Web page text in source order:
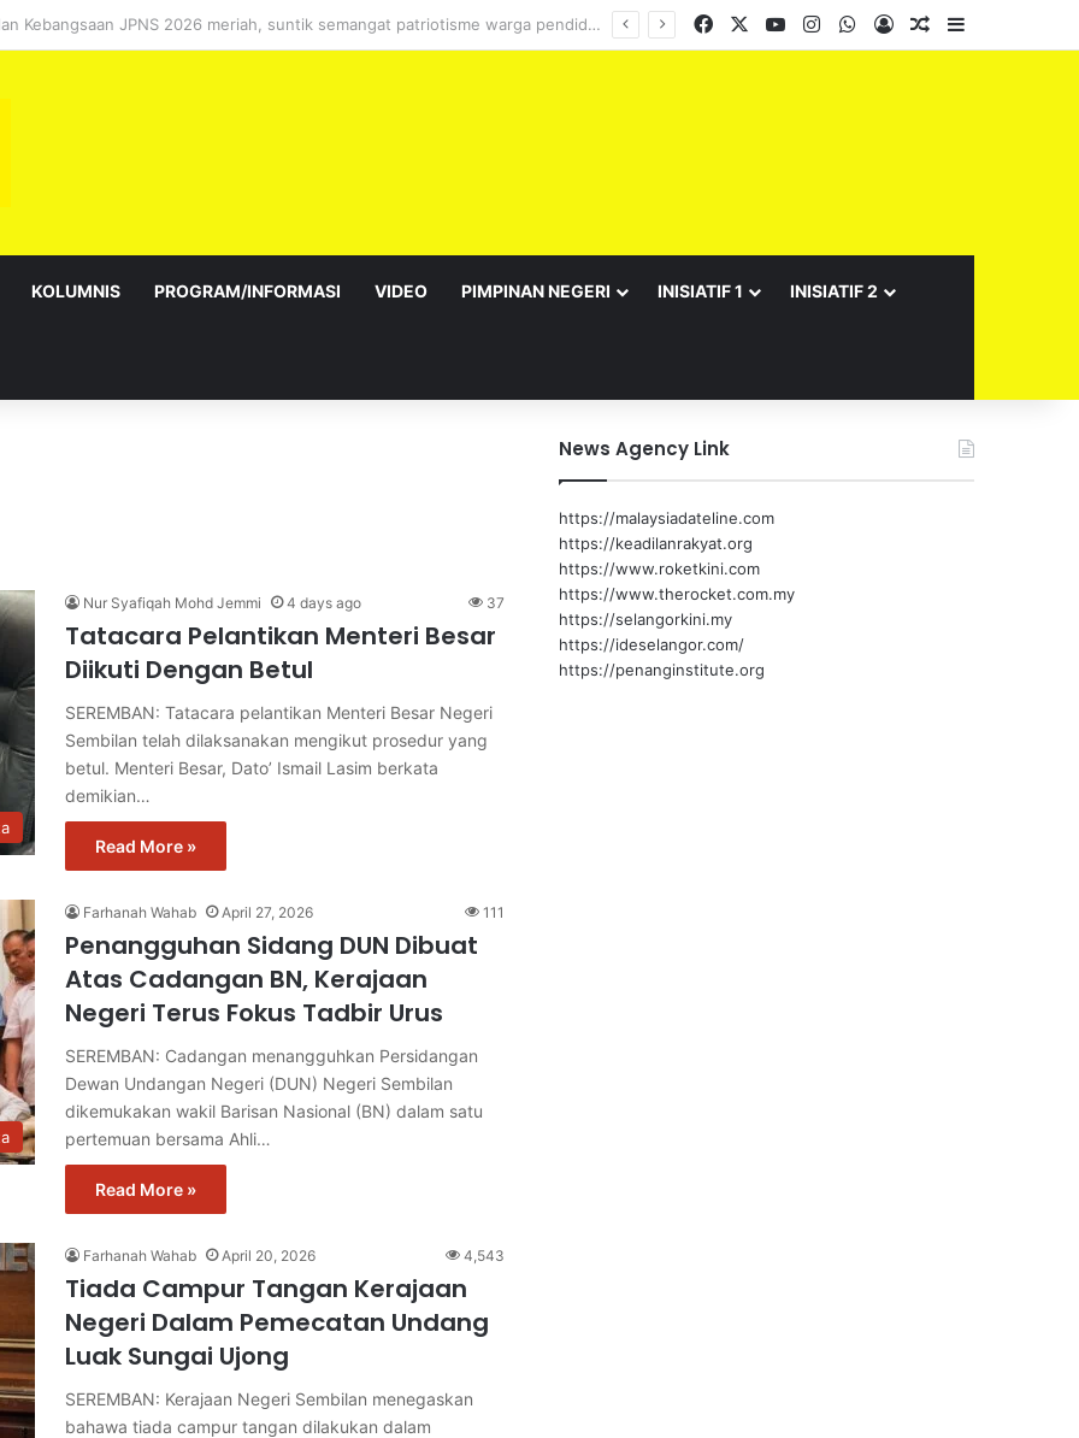
Exco satu amanah besar – Siow Kong Choon Facebook YouTubeInstagramWhatsApp
Log InRandom Article
KOLUMNIS PROGRAM/INFORMASI VIDEO PIMPINAN NEGERI INISIATIF 1 INISIATIF 2
Nur Syafiqah Mohd Jemmi 4 days ago 37
Tatacara Pelantikan Menteri Besar
Diikuti Dengan Betul
SEREMBAN: Tatacara pelantikan Menteri Besar Negeri
Sembilan telah dilaksanakan mengikut prosedur yang
betul. Menteri Besar, Dato’ Ismail Lasim berkata
demikian…
Read More »
Farhanah Wahab April 27, 2026 111
Penangguhan Sidang DUN Dibuat
Atas Cadangan BN, Kerajaan
Negeri Terus Fokus Tadbir Urus
SEREMBAN: Cadangan menangguhkan Persidangan
Dewan Undangan Negeri (DUN) Negeri Sembilan
dikemukakan wakil Barisan Nasional (BN) dalam satu
pertemuan bersama Ahli…
Read More »
Farhanah Wahab April 20, 2026 4,543
Tiada Campur Tangan Kerajaan
Negeri Dalam Pemecatan Undang
Luak Sungai Ujong
SEREMBAN: Kerajaan Negeri Sembilan menegaskan
bahawa tiada campur tangan dilakukan dalam
News Agency Link
https://malaysiadateline.com
https://keadilanrakyat.org
https://www.roketkini.com
https://www.therocket.com.my
https://selangorkini.my
https://ideselangor.com/
https://penanginstitute.org